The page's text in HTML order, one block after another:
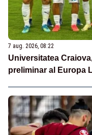
7 aug. 2026, 08:22
Universitatea
preliminar al Europa